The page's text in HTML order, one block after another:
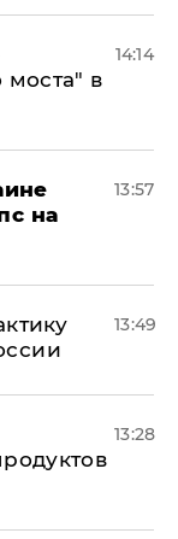
моста" в
14:14
на
13:57
13:49
13:28